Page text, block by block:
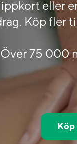
eller
Köp fler
75 000